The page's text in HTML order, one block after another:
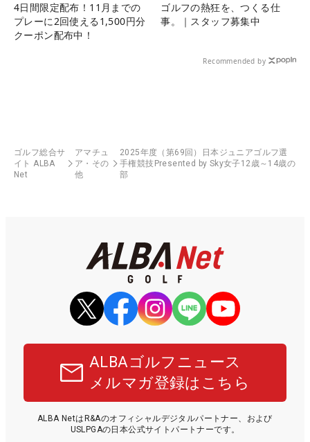
4日間限定配布！11月までの
プレーに2回使える1,500円分
クーポン配布中！
ゴルフの熱狂を、つくる仕
事。｜スタッフ募集中
Recommended by
ゴルフ総合サ
イト ALBA
Net
アマチュ
ア・その
他
2025年度（第69回）日本ジュニアゴルフ選
手権競技Presented by Sky女子12歳～14歳の
部
ALBAゴルフニュース
メルマガ登録はこちら
ALBA NetはR&Aのオフィシャルデジタルパートナー、および
USLPGAの日本公式サイトパートナーです。